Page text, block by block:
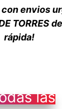
envios
TORRES
rápida!
las